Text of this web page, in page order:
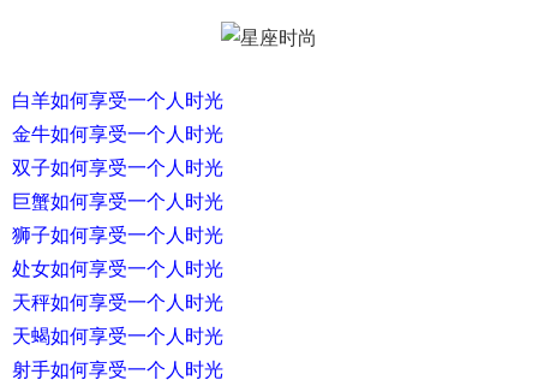
白羊如何享受一个人时光
金牛如何享受一个人时光
双子如何享受一个人时光
巨蟹如何享受一个人时光
狮子如何享受一个人时光
处女如何享受一个人时光
天秤如何享受一个人时光
天蝎如何享受一个人时光
射手如何享受一个人时光